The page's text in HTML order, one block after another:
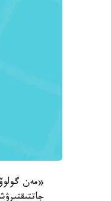
«مەن